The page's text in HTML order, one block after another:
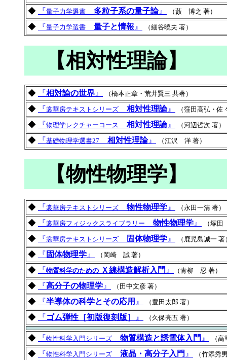
◆ 『量子力学選書 多粒子系の量子論』 （藪 博之 著）
◆ 『量子力学選書 量子と情報 』 （細谷曉夫 著）
【相対性理論】
◆ 『相対論の世界 』 （橋本正章・荒井賢三 共著）
◆ 『裳華房テキストシリーズ 相対性理論』 （窪田高弘・
◆ 『物理学レクチャーコース 相対性理論』 （河辺哲次 著）
◆ 『基礎物理学選書27 相対性理論』 （江沢 洋 著）
【物性物理学】
◆ 『裳華房テキストシリーズ 物性物理学 』 （永田一清 著）
◆ 『裳華房フィジックスライブラリー 物性物理学 』 （塚
◆ 『裳華房テキストシリーズ 固体物理学 』 （鹿児島誠一 著
◆ 『 固体物理学 』 （岡崎 誠 著）
◆ 『物質科学のための Ｘ線構造解析入門 』 （青柳 忍 著）
◆ 『高分子の物理学 』 （田中文彦 著）
◆ 『半導体の科学とその応用 』 （豊田太郎 著）
◆ 『ゴム弾性［初版復刻版］ 』 （久保亮五 著）
◆ 『物性科学入門シリーズ 物質構造と誘電体入門 』 （
◆ 『物性科学入門シリーズ 液晶・高分子入門 』 （竹添秀